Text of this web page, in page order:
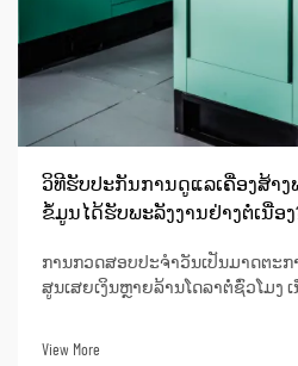
ວິທີຮັບປະກັນການດູແລເຄື່ອງສ້າງ
ຂໍ້ມູນໄດ້ຮັບພະລັງງານຢ່າງຕໍ່ເນື່ອງ
ການກວດສອບປະຈຳວັນເປັນມາດຕະ
ສູນເສຍເງິນຫຼາຍລ້ານໂດລາຕໍ່ຊົ່ວໂມງ
View More